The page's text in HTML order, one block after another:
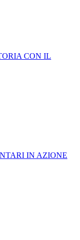
CON IL
IN AZIONE